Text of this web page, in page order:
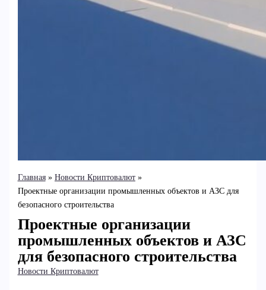
Главная
Новости Криптовалют
Проектные организации промышленных объектов и АЗС для
безопасного строительства
Проектные организации
промышленных объектов и АЗС
для безопасного строительства
Новости Криптовалют